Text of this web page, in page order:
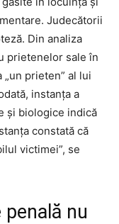
Judecătorii
Din analiza
prietenelor sale în
prieten” al lui
instanța a
și biologice indică
constată că
victimei”, se
penală nu